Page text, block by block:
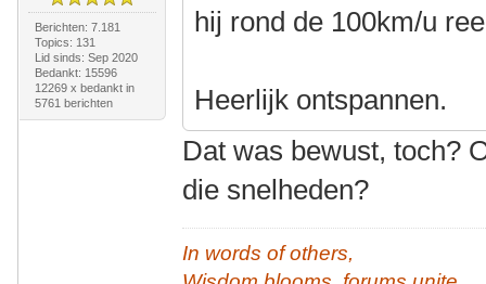
Berichten: 7.181
Topics: 131
Lid sinds: Sep 2020
Bedankt: 15596
12269 x bedankt in
5761 berichten
hij rond de 100km/u
Heerlijk ontspannen.
Dat was bewust, toch?
die snelheden?
In words of others,